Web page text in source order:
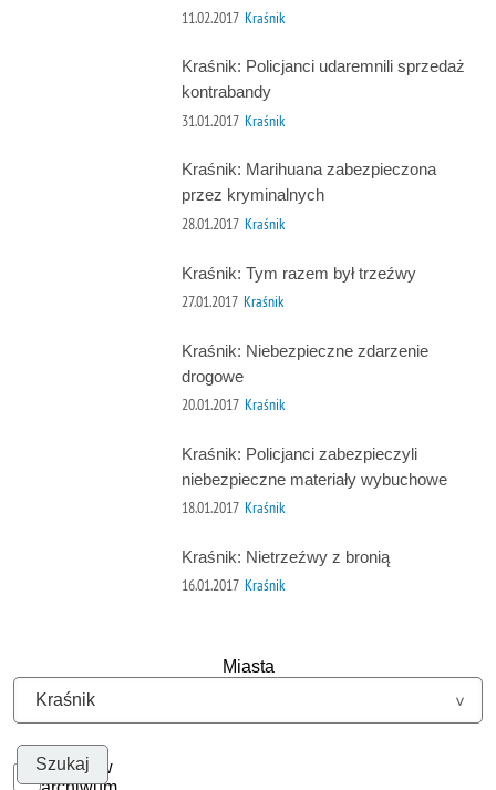
11.02.2017 Kraśnik
Kraśnik: Policjanci udaremnili sprzedaż
kontrabandy
31.01.2017 Kraśnik
Kraśnik: Marihuana zabezpieczona
przez kryminalnych
28.01.2017 Kraśnik
Kraśnik: Tym razem był trzeźwy
27.01.2017 Kraśnik
Kraśnik: Niebezpieczne zdarzenie
drogowe
20.01.2017 Kraśnik
Kraśnik: Policjanci zabezpieczyli
niebezpieczne materiały wybuchowe
18.01.2017 Kraśnik
Kraśnik: Nietrzeźwy z bronią
16.01.2017 Kraśnik
Miasta
Szukaj w